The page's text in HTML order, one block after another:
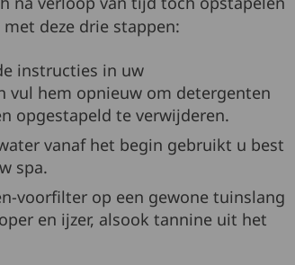
deze drie stappen:
instructies in uw
vul hem opnieuw om detergenten
opgestapeld te verwijderen.
vanaf het begin gebruikt u best
spa.
voorfilter op een gewone tuinslang
en ijzer, alsook tannine uit het